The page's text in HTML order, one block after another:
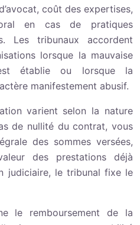
coût des expertises,
en cas de pratiques
Les tribunaux accordent
lorsque la mauvaise
établie ou lorsque la
manifestement abusif.
varient selon la nature
de nullité du contrat, vous
des sommes versées,
des prestations déjà
judiciaire, le tribunal fixe le
le remboursement de la